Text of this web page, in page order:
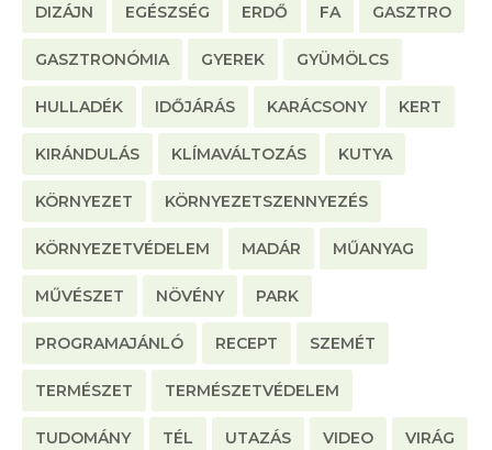
DIZÁJN EGÉSZSÉG ERDŐ FA GASZTRO
GASZTRONÓMIA GYEREK GYÜMÖLCS
HULLADÉK IDŐJÁRÁS KARÁCSONY KERT
KIRÁNDULÁS KLÍMAVÁLTOZÁS KUTYA
KÖRNYEZET KÖRNYEZETSZENNYEZÉS
KÖRNYEZETVÉDELEM MADÁR MŰANYAG
MŰVÉSZET NÖVÉNY PARK
PROGRAMAJÁNLÓ RECEPT SZEMÉT
TERMÉSZET TERMÉSZETVÉDELEM
TUDOMÁNY TÉL UTAZÁS VIDEO VIRÁG